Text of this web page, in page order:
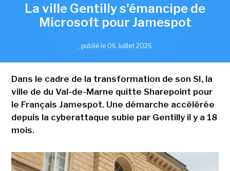
La ville Gentilly s'émancipe de
Microsoft pour Jamespot
, publié le 06 Juillet 2026
Dans le cadre de la transformation de son SI, la
ville de du Val-de-Marne quitte Sharepoint pour
le Français Jamespot. Une démarche accélérée
depuis la cyberattaque subie par Gentilly il y a 18
mois.